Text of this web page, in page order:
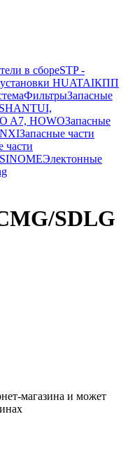
в сбореSTP -
HUATAIКПП
ФильтрыЗапасные
A7, HOWOЗапасные
Запасные части
части
Электонные
SDLG
магазина и может